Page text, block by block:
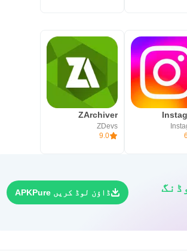
ZArchiver
ZDevs
9.0
ڈاؤن لوڈ کریں APKPure